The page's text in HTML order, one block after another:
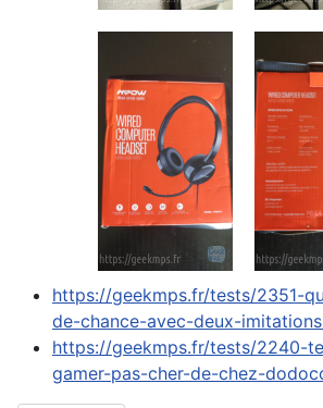
https://geekmps.fr/tests/2351-
de-chance-avec-deux-
https://geekmps.fr/tests/2240-
gamer-pas-cher-de-chez-